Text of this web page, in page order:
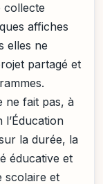
collecte
affiches
elles ne
partagé et
ne fait pas, à
la durée, la
éducative et
scolaire et